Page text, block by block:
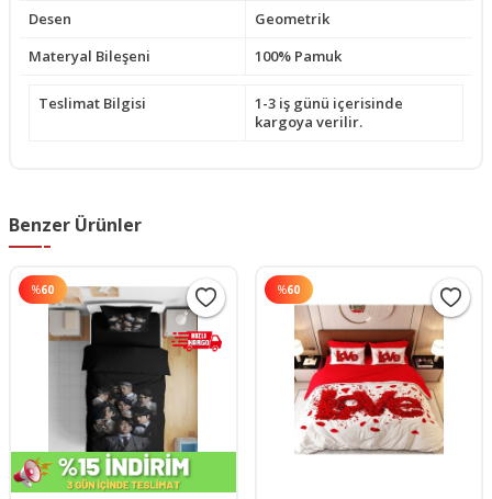
Desen
Geometrik
Materyal Bileşeni
100% Pamuk
Teslimat Bilgisi
1-3 iş günü içerisinde
kargoya verilir.
Benzer Ürünler
%60 %60